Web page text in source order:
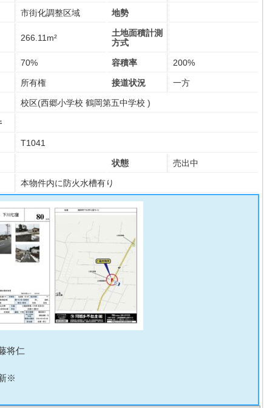
市街化調整区域 地勢
266.11m²
土地面積計測
方式
70% 容積率 200%
所有権 接道状況 一方
校区(西郷小学校 鶴岡第五中学校 )
T1041
状態 売出中
本物件内に防火水槽有り
将仁
※